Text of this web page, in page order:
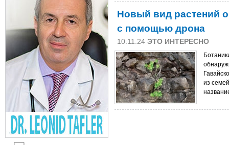
Новый вид растений
с помощью дрона
10.11.24 ЭТО ИНТЕРЕСНО
из